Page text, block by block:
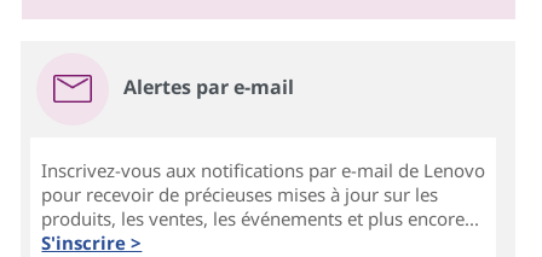
Alertes par e-mail
Inscrivez-vous aux notifications par e-mail de Lenovo
pour recevoir de précieuses mises à jour sur les
produits, les ventes, les événements et plus encore...
S'inscrire >